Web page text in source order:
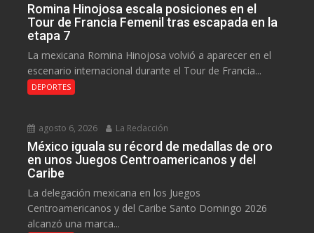
Romina Hinojosa escala posiciones en el
Tour de Francia Femenil tras escapada en la
etapa 7
La mexicana Romina Hinojosa volvió a aparecer en el
escenario internacional durante el Tour de Francia...
DEPORTES
agosto 6, 2026 La Redacción
México iguala su récord de medallas de oro
en unos Juegos Centroamericanos y del
Caribe
La delegación mexicana en los Juegos
Centroamericanos y del Caribe Santo Domingo 2026
alcanzó una marca...